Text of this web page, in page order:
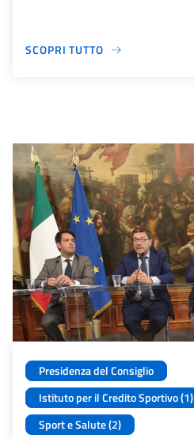
SCOPRI TUTTO
Presidenza del Consiglio
Istituto per il Credito Sportivo (1)
Sport e Salute (2)